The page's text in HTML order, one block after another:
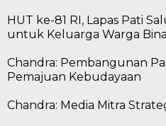
HUT ke-81 RI, Lapas Pati
untuk Keluarga Warga
Chandra: Pembangunan
Pemajuan Kebudayaan
Chandra: Media Mitra